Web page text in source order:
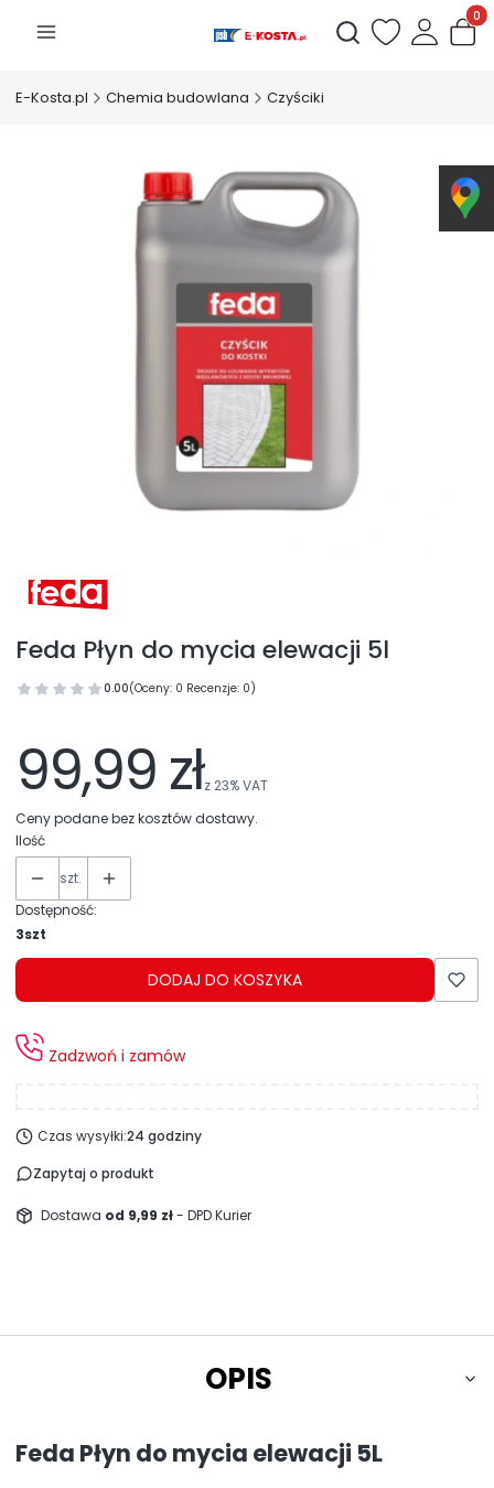
Otwórz wyszukiwarkę
E-Kosta.pl Chemia budowlana Czyściki
Feda Płyn do mycia elewacji 5l
0.00(Oceny: 0 Recenzje: 0)
99,99 złz 23%VAT
Ceny podane bez kosztów dostawy.
Ilość
szt.
Dostępność:
3szt
DODAJ DO KOSZYKA
Zadzwoń i zamów
Czas wysyłki:24 godziny
Zapytaj o produkt
Dostawa od 9,99 zł- DPD Kurier
OPIS
Feda Płyn do mycia elewacji 5L